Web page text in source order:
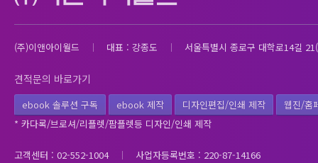
(주)이앤아이월드 대표 : 강종도 서울특별시 종로구 대학로14길
견적문의 바로가기
ebook 솔루션 구독 ebook 제작 디자인편집/인쇄 제작
웹진/홈
* 카다록/브로셔/리플렛/팜플렛등 디자인/인쇄 제작
고객센터 : 02-552-1004
사업자등록번호 : 220-87-14166